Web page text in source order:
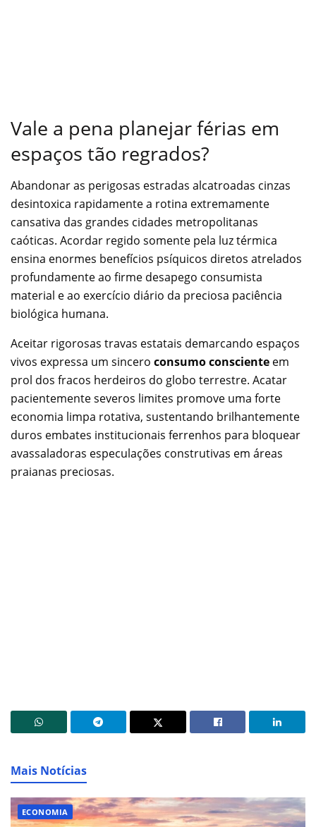
Vale a pena planejar férias em
espaços tão regrados?
Abandonar as perigosas estradas alcatroadas cinzas
desintoxica rapidamente a rotina extremamente
cansativa das grandes cidades metropolitanas
caóticas. Acordar regido somente pela luz térmica
ensina enormes benefícios psíquicos diretos atrelados
profundamente ao firme desapego consumista
material e ao exercício diário da preciosa paciência
biológica humana.
Aceitar rigorosas travas estatais demarcando espaços
vivos expressa um sincero consumo consciente em
prol dos fracos herdeiros do globo terrestre. Acatar
pacientemente severos limites promove uma forte
economia limpa rotativa, sustentando brilhantemente
duros embates institucionais ferrenhos para bloquear
avassaladoras especulações construtivas em áreas
praianas preciosas.
Mais Notícias
ECONOMIA